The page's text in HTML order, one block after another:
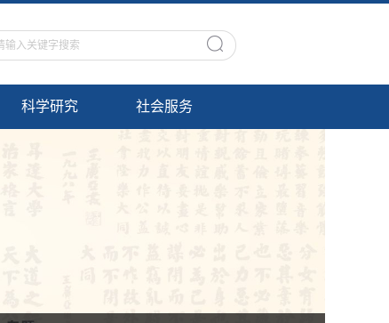
科学研究 社会服务